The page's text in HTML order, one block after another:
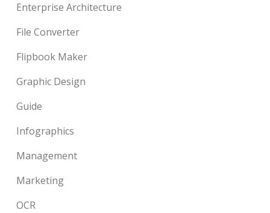
Enterprise Architecture
File Converter
Flipbook Maker
Graphic Design
Guide
Infographics
Management
Marketing
OCR